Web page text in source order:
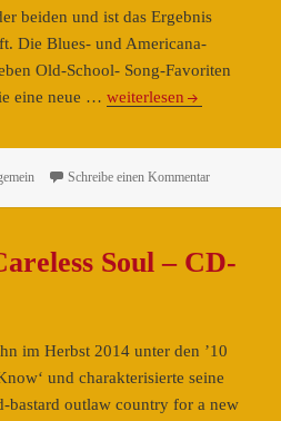
beiden und ist das Ergebnis
Die Blues- und Americana-
Old-School- Song-Favoriten
eine neue …J.D.
&
Luther
Do
weiterlesen
Schreibe einen Kommentarzu J.D.
Soul – CD-
im Herbst 2014 unter den ’10
und charakterisierte seine
bastard outlaw country for a new